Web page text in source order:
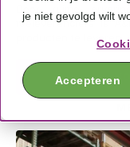
je niet gevolgd wilt
Accepteren
Door ruime
toeleveranciers is
producten te leveren.